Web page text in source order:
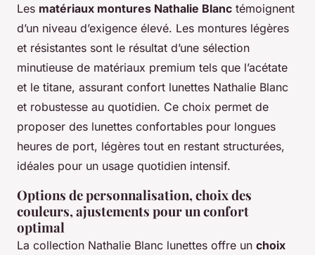
Les matériaux montures Nathalie Blanc témoignent
d’un niveau d’exigence élevé. Les montures légères
et résistantes sont le résultat d’une sélection
minutieuse de matériaux premium tels que l’acétate
et le titane, assurant confort lunettes Nathalie Blanc
et robustesse au quotidien. Ce choix permet de
proposer des lunettes confortables pour longues
heures de port, légères tout en restant structurées,
idéales pour un usage quotidien intensif.
Options de personnalisation, choix des
couleurs, ajustements pour un confort
optimal
La collection Nathalie Blanc lunettes offre un choix